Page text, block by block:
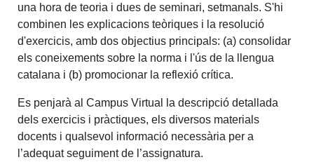
una hora de teoria i dues de seminari, setmanals. S'hi
combinen les explicacions teòriques i la resolució
d'exercicis, amb dos objectius principals: (a) consolidar
els coneixements sobre la norma i l'ús de la llengua
catalana i (b) promocionar la reflexió crítica.
Es penjarà al Campus Virtual la descripció detallada
dels exercicis i pràctiques, els diversos materials
docents i qualsevol informació necessària per a
l’adequat seguiment de l’assignatura.